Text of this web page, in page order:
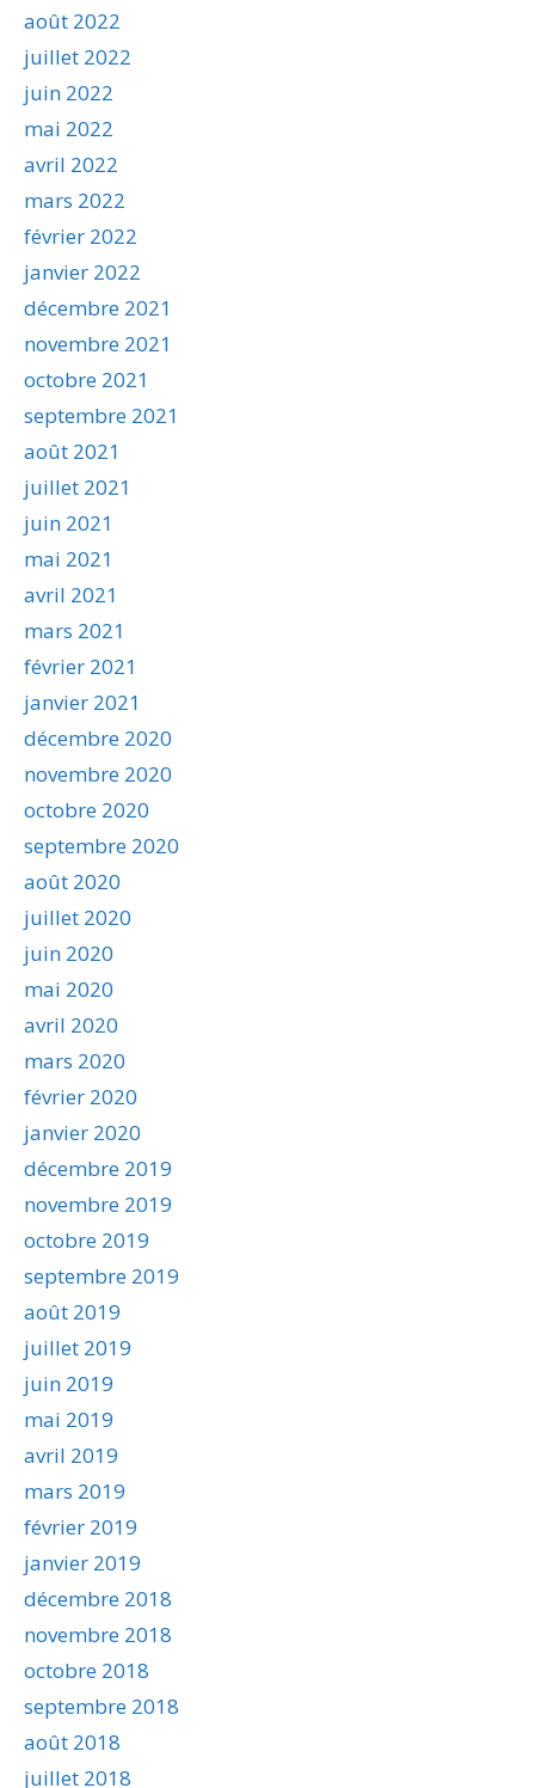
août 2022
juillet 2022
juin 2022
mai 2022
avril 2022
mars 2022
février 2022
janvier 2022
décembre 2021
novembre 2021
octobre 2021
septembre 2021
août 2021
juillet 2021
juin 2021
mai 2021
avril 2021
mars 2021
février 2021
janvier 2021
décembre 2020
novembre 2020
octobre 2020
septembre 2020
août 2020
juillet 2020
juin 2020
mai 2020
avril 2020
mars 2020
février 2020
janvier 2020
décembre 2019
novembre 2019
octobre 2019
septembre 2019
août 2019
juillet 2019
juin 2019
mai 2019
avril 2019
mars 2019
février 2019
janvier 2019
décembre 2018
novembre 2018
octobre 2018
septembre 2018
août 2018
juillet 2018